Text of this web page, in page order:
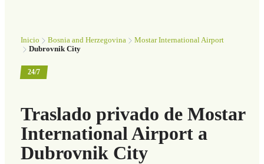
Inicio Bosnia and Herzegovina
Mostar International Airport
Dubrovnik City
24/7
Traslado privado de Mostar
International Airport a
Dubrovnik City